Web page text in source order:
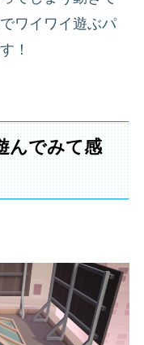
ワイワイ遊ぶパ
！
んでみて感